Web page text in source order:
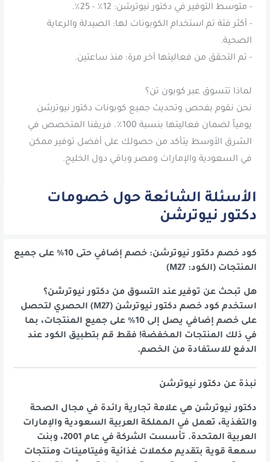
- أكثر فئة تم استخدام الكوبونات لها: الصيدلة والرعاية
نحن نقوم بفحص وتحديث جميع كوبونات دكتور نيوترشن
يومياً لضمان فعاليتها بنسبة 100٪. فريقنا المتخصص في
الشرق الأوسط يتأكد من حصولك على أفضل توفير ممكن
في السعودية والإمارات ومصر وباقي دول الخليج.
الأسئلة الشائعة حول خصومات
دكتور نيوترشن
كود خصم دكتور نيوترشن: خصم إضافي حتى 10% على جميع
المنتجات (الكود: M27)
هل تبحث عن توفير عند التسوق من دكتور نيوترشن؟
استخدم كود خصم دكتور نيوترشن (M27) الحصري لتحصل
على خصم إضافي يصل إلى 10% على جميع المنتجات، بما
في ذلك المنتجات المخفضة! فقط قم بتطبيق الكود عند
الدفع للاستفادة من الخصم.
نبذة عن دكتور نيوترشن
دكتور نيوترشن هي علامة تجارية رائدة في مجال الصحة
والتغذية، تعمل في المملكة العربية السعودية والإمارات
العربية المتحدة. تأسست الشركة في عام 2001، وبنت
سمعة قوية بتقديم مكملات غذائية وفيتامينات ومنتجات